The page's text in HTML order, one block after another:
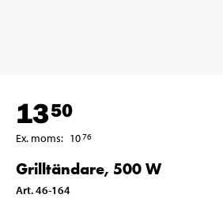
1350
Ex. moms: 1076
Grilltändare, 500 W
Art.46-164